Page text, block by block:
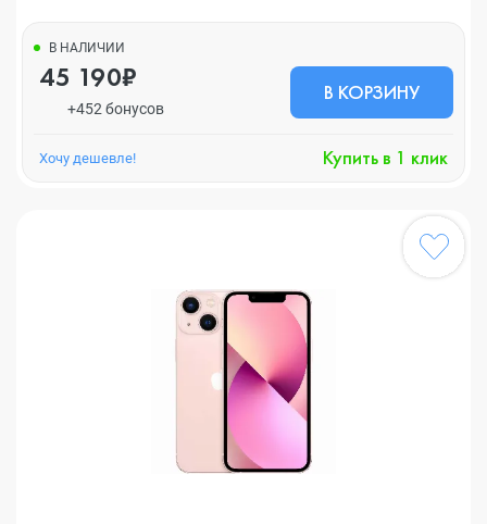
В НАЛИЧИИ
45 190₽
+452 бонусов
В КОРЗИНУ
Хочу дешевле! Купить в 1 клик